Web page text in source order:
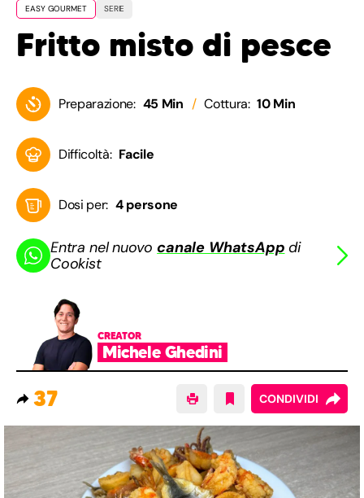
EASY GOURMET SERIE
Fritto misto di pesce
Preparazione: 45 Min Cottura: 10 Min
Difficoltà: Facile
Dosi per: 4 persone
Entra nel nuovocanale WhatsApp di
Cookist
CREATOR
Michele Ghedini
37 CONDIVIDI